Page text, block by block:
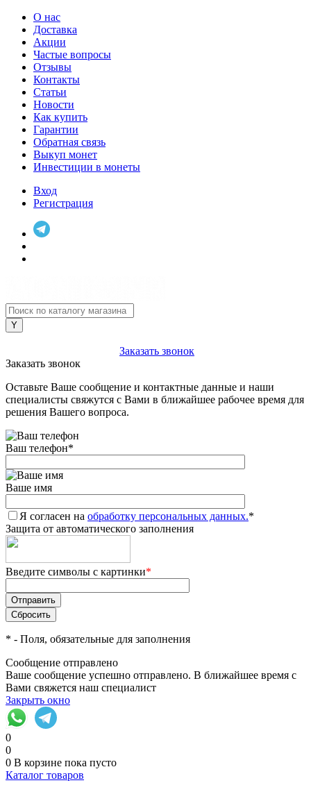
О нас
Доставка
Акции
Частые вопросы
Отзывы
Контакты
Статьи
Новости
Как купить
Гарантии
Обратная связь
Выкуп монет
Инвестиции в монеты
Вход
Регистрация
Заказать звонок
Заказать звонок
Оставьте Ваше сообщение и контактные данные и наши
специалисты свяжутся с Вами в ближайшее рабочее время для
решения Вашего вопроса.
Ваш телефон*
Ваше имя
Я согласен на обработку персональных данных.*
Защита от автоматического заполнения
Введите символы с картинки*
* - Поля, обязательные для заполнения
Сообщение отправлено
Ваше сообщение успешно отправлено. В ближайшее время с
Вами свяжется наш специалист
Закрыть окно
0
0
0 В корзине пока пусто
Каталог товаров